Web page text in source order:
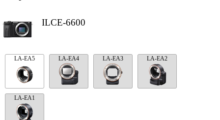
ILCE-6600
LA-EA5 LA-EA4 LA-EA3 LA-EA2
LA-EA1